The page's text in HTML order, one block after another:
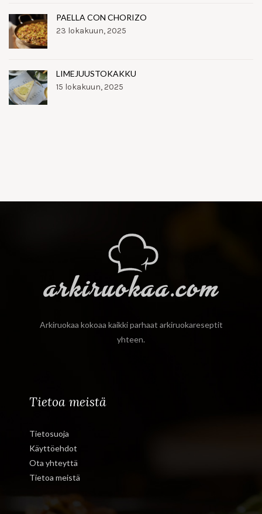
PAELLA CON CHORIZO
23 lokakuun, 2025
LIMEJUUSTOKAKKU
15 lokakuun, 2025
Arkiruokaa kokoaa kaikki parhaat arkiruokareseptit
yhteen.
Tietoa meistä
Tietosuoja
Käyttöehdot
Ota yhteyttä
Tietoa meistä